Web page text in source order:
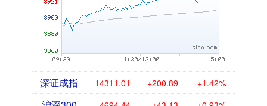
深证成指 14311.01 +200.89 +1.42%